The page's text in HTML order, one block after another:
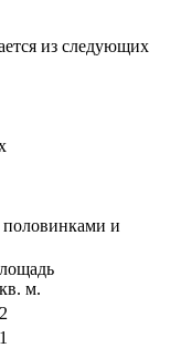
из следующих
и
м.